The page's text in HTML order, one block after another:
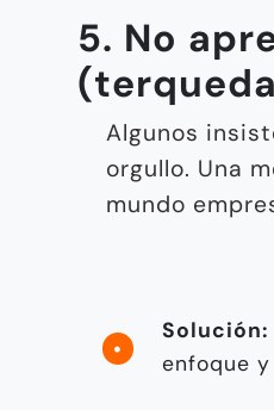
5. No
Algunos
orgullo. Una
mundo
Solución:
enfoque